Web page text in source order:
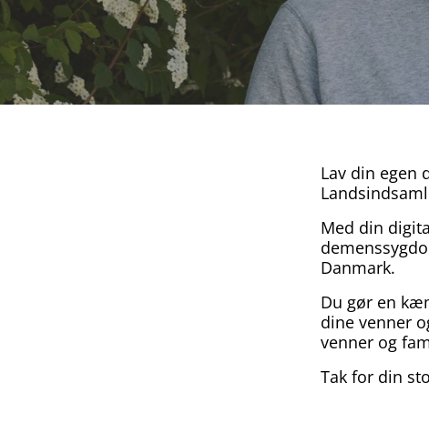
Lav din egen
Med din
Danmark.
Du gør en
dine venner
venner og
Tak for din